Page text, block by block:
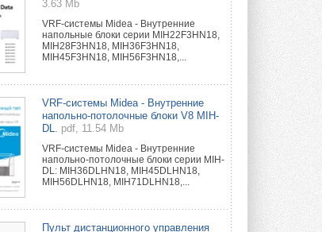
3.63 Mb
VRF-системы Midea - Внутренние
напольные блоки серии MIH22F3HN18,
MIH28F3HN18, MIH36F3HN18,
MIH45F3HN18, MIH56F3HN18,...
VRF-системы Midea - Внутренние
напольно-потолочные блоки V8 MIH-
DL.
pdf, 11.54 Mb
VRF-системы Midea - Внутренние
напольно-потолочные блоки серии MIH-
DL: MIH36DLHN18, MIH45DLHN18,
MIH56DLHN18, MIH71DLHN18,...
Пульт дистанционного управления